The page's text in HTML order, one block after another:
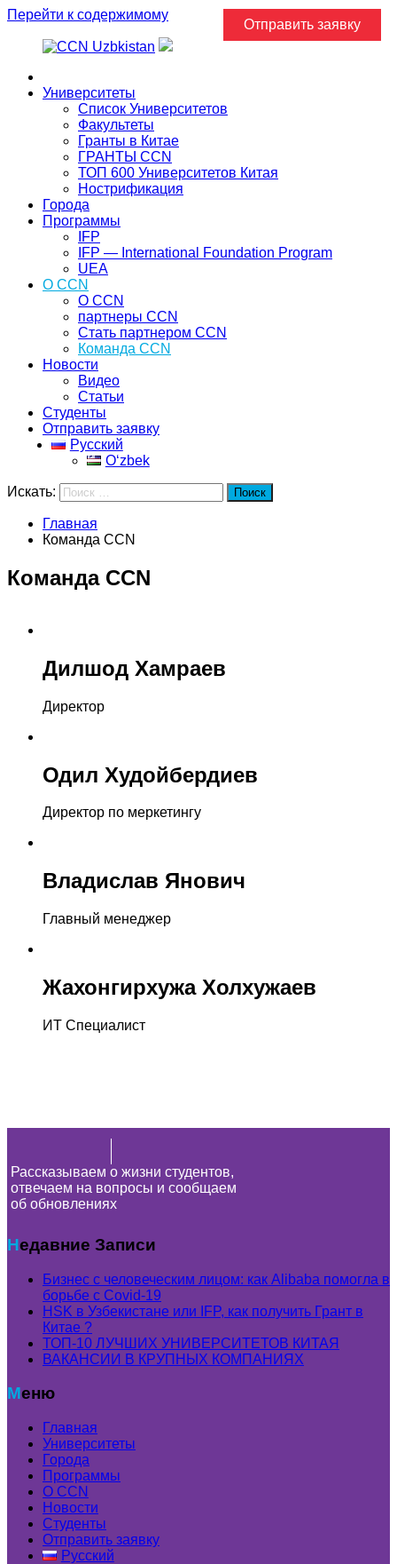
Перейти к содержимому
Университеты
Список Университетов
Факультеты
Гранты в Китае
ГРАНТЫ ССN
ТОП 600 Университетов Китая
Нострификация
Города
Программы
IFP
IFP — International Foundation Program
UEA
О CCN
О CCN
партнеры ССN
Стать партнером CCN
Команда ССN
Новости
Видео
Статьи
Студенты
Отправить заявку
Русский
Oʻzbek
Искать: Поиск
Главная
Команда ССN
Команда ССN
Отправить заявку
Дилшод Хамраев
Директор
Одил Худойбердиев
Директор по меркетингу
Владислав Янович
Главный менеджер
Жахонгирхужа Холхужаев
ИТ Специалист
Рассказываем о жизни студентов,
отвечаем на вопросы и сообщаем
об обновлениях
Недавние Записи
Бизнес с человеческим лицом: как Alibaba помогла в
борьбе с Covid-19
HSK в Узбекистане или IFP, как получить Грант в
Китае ?
ТОП-10 ЛУЧШИХ УНИВЕРСИТЕТОВ КИТАЯ
ВАКАНСИИ В КРУПНЫХ КОМПАНИЯХ
Меню
Главная
Университеты
Города
Программы
О CCN
Новости
Студенты
Отправить заявку
Русский